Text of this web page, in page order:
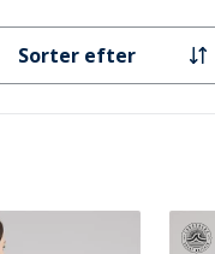
Sorter efter